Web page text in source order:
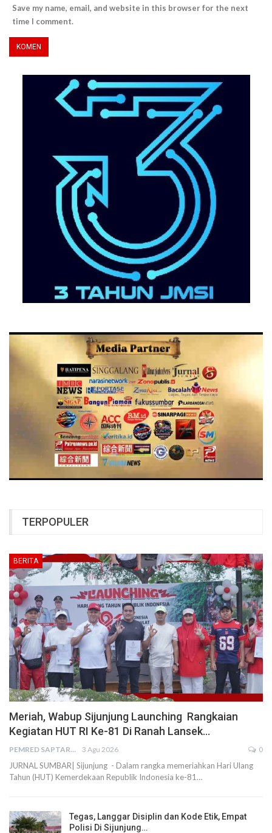
Save my name, email, and website in this browser for the next
time I comment.
TERPOPULER
BERITA
Meriah, Wabup Sijunjung Launching Rangkaian
Kegiatan HUT RI Ke-81 Di Ranah Lansek…
PEMRED SAPTARIUS 3 Agu 2026 0
JURNAL SUMBAR| Sijunjung - Dalam rangka memeriahkan Hari Ulang
Tahun (HUT) Kemerdekaan Republik Indonesia ke-81…
Tegas, Langgar Disiplin dan Kode Etik, Empat
Polisi Di Sijunjung…